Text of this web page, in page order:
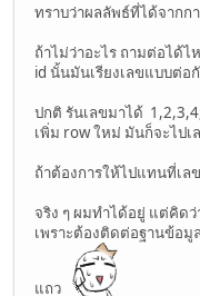
ทราบว่าผลลัพธ์ที่ได้จากก
ถ้าไม่ว่าอะไร ถามต่อได้
id นั้นมันเรียงเลขแบบต่อ
ปกติ รันเลขมาได้
เพิ่ม row ใหม่ มันก็จะไปเ
ถ้าต้องการให้ไปแทนที่เล
จริง ๆ ผมทำได้อยู่ แต่คิด
เพราะต้องติดต่อฐานข้อมู
แถว